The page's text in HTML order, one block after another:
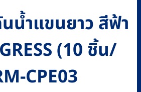
น้ำแขนยาว สีฟ้า
(10 ชิ้น/
CPE03